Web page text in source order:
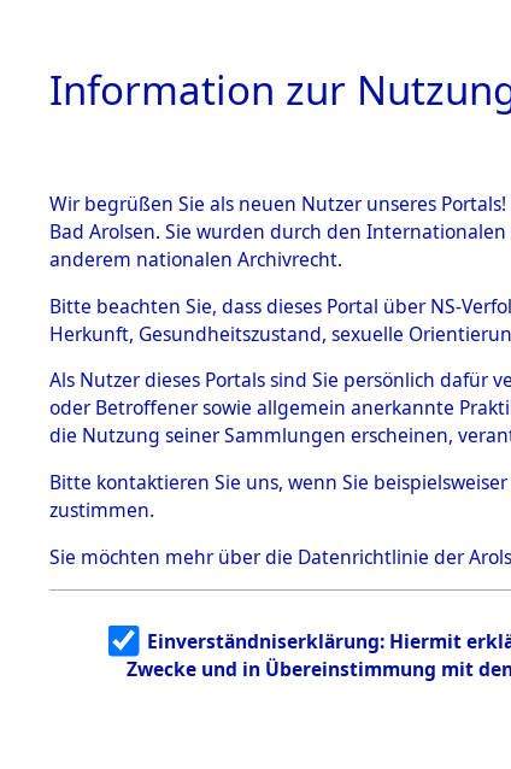
HOME
BESTÄNDE
Inhaftierungsdoku
mente
1.2.9 Beim ITS
verwahrte
1.2.9.1
Effekten aus
Dachau
e
1.2.9.2
Effekten aus
0051
Information zur
Wir begrüßen Sie als neuen Nutzer unseres
Bad Arolsen. Sie wurden durch den
anderem nationalen Archivrecht.
Bitte beachten Sie, dass dieses Portal über NS-
Herkunft, Gesundheitszustand, sexuelle
Als Nutzer dieses Portals sind Sie persönlich dafür
oder Betroffener sowie allgemein anerkannte
die Nutzung seiner Sammlungen erscheinen,
Bitte kontaktieren Sie uns, wenn Sie
zustimmen.
Sie möchten mehr über die Datenrichtlinie der
Einverständniserklärung: Hiermit
Zwecke und in Übereinstimmung mit